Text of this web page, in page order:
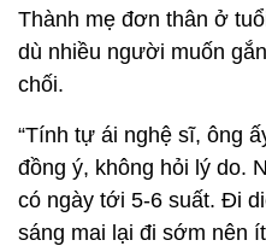
Thành mẹ đơn thân ở
dù nhiều người muốn
chối.
“Tính tự ái nghệ sĩ, ông
đồng ý, không hỏi lý do.
có ngày tới 5-6 suất. Đi
sáng mai lại đi sớm nên